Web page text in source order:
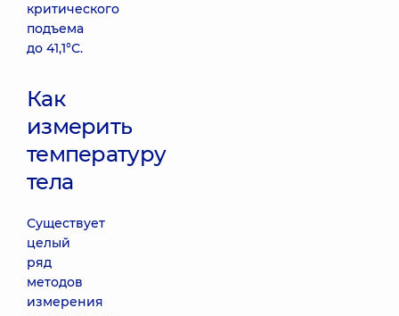
критического
подъема
до 41,1°С.
Как
измерить
температуру
тела
Существует
целый
ряд
методов
измерения